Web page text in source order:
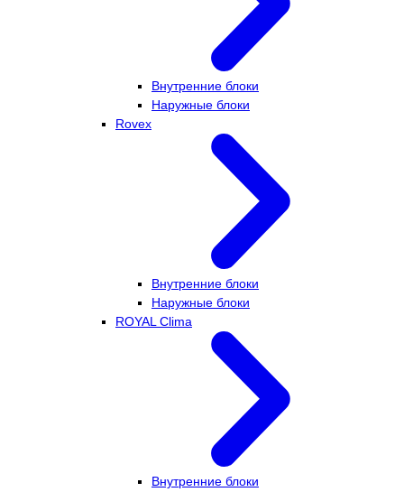
Внутренние блоки
Наружные блоки
Rovex
Внутренние блоки
Наружные блоки
ROYAL Clima
Внутренние блоки